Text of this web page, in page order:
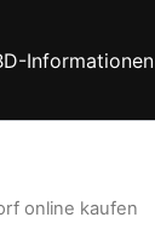
Informationen
online kaufen